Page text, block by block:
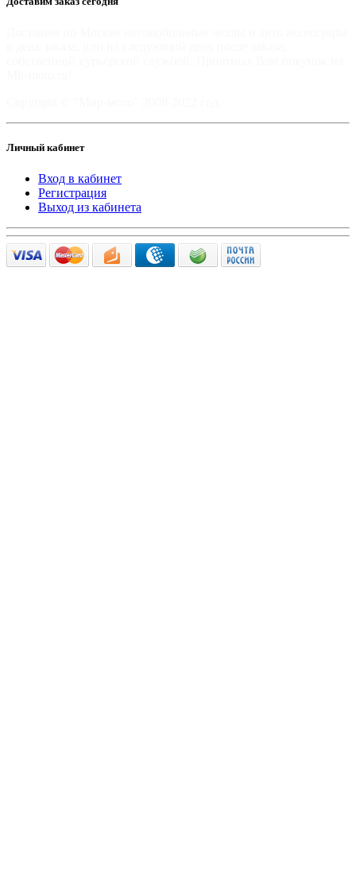
Личный кабинет
Вход в кабинет
Регистрация
Выход из кабинета